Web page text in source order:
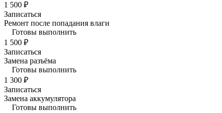
1 500 ₽
Записаться
Ремонт после попадания влаги
Готовы выполнить
1 500 ₽
Записаться
Замена разъёма
Готовы выполнить
1 300 ₽
Записаться
Замена аккумулятора
Готовы выполнить